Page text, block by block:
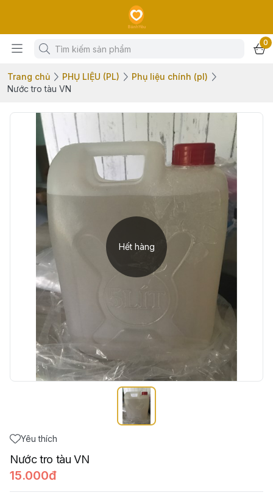
0
Trang chủ PHỤ LIỆU (PL)
Phụ liệu chính (pl)
Nước tro tàu VN
Hết hàng
Yêu thích
Nước tro tàu VN
15.000đ